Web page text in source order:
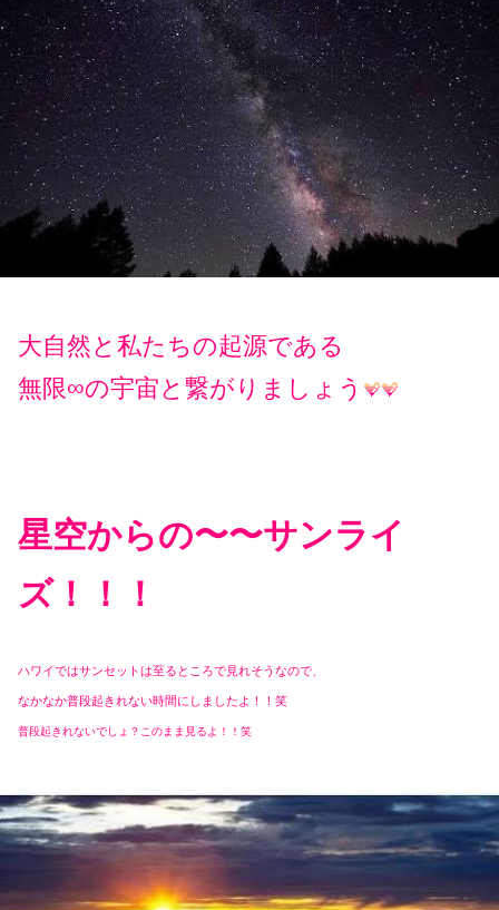
大自然と私たちの起源である
無限∞の宇宙と繋がりましょう
星空からの〜〜サンライ
ズ！！！
ハワイではサンセットは至るところで見れそうなので、
なかなか普段起きれない時間にしましたよ！！笑
普段起きれないでしょ？このまま見るよ！！笑